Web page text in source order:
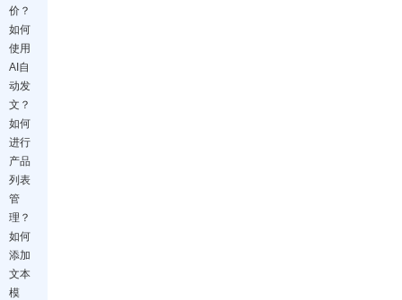
价？
如何
使用
AI自
动发
文？
如何
进行
产品
列表
管
理？
如何
添加
文本
模